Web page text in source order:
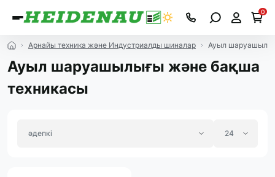
0
Арнайы техника және Индустриалды шиналар Ауыл
Ауыл шаруашылығы және бақша
техникасы